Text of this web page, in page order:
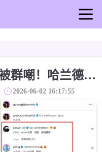
[你怎么看？]索博穿搭被群嘲！哈兰德和努涅斯表示难评，埃基蒂克：鞋子有点小
2026-06-02 16:17:55